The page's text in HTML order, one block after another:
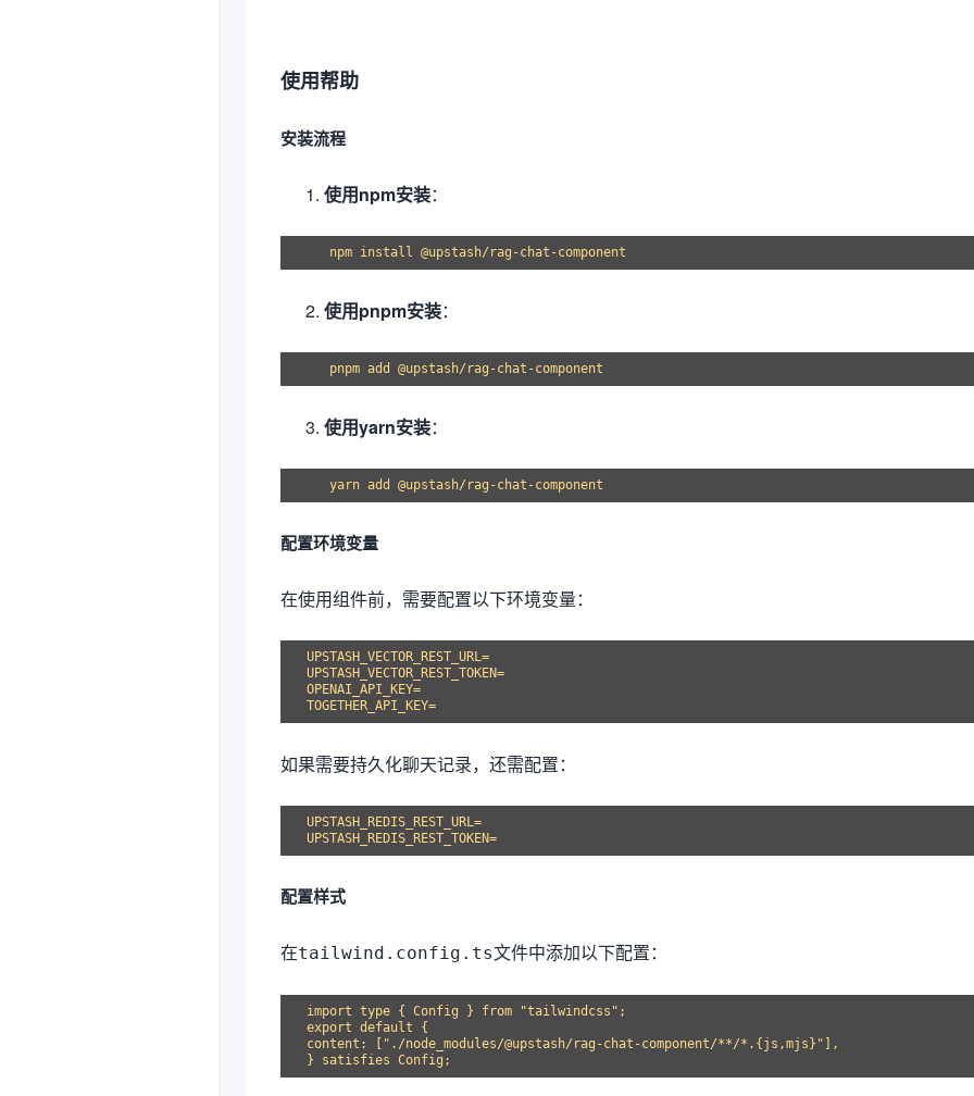
使用帮助
安装流程
使用npm安装：
使用pnpm安装：
使用yarn安装：
配置环境变量
在使用组件前，需要配置以下环境变量：
UPSTASH_VECTOR_REST_URL=
UPSTASH_VECTOR_REST_TOKEN=
OPENAI_API_KEY=
如果需要持久化聊天记录，还需配置：
UPSTASH_REDIS_REST_URL=
配置样式
在tailwind.config.ts文件中添加以下配置：
import type { Config } from "tailwindcss";
export default {
content: ["./node_modules/@upstash/rag-chat-component/**/*.{js,mjs}"],